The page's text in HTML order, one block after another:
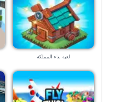
لعبة بناء المملكة